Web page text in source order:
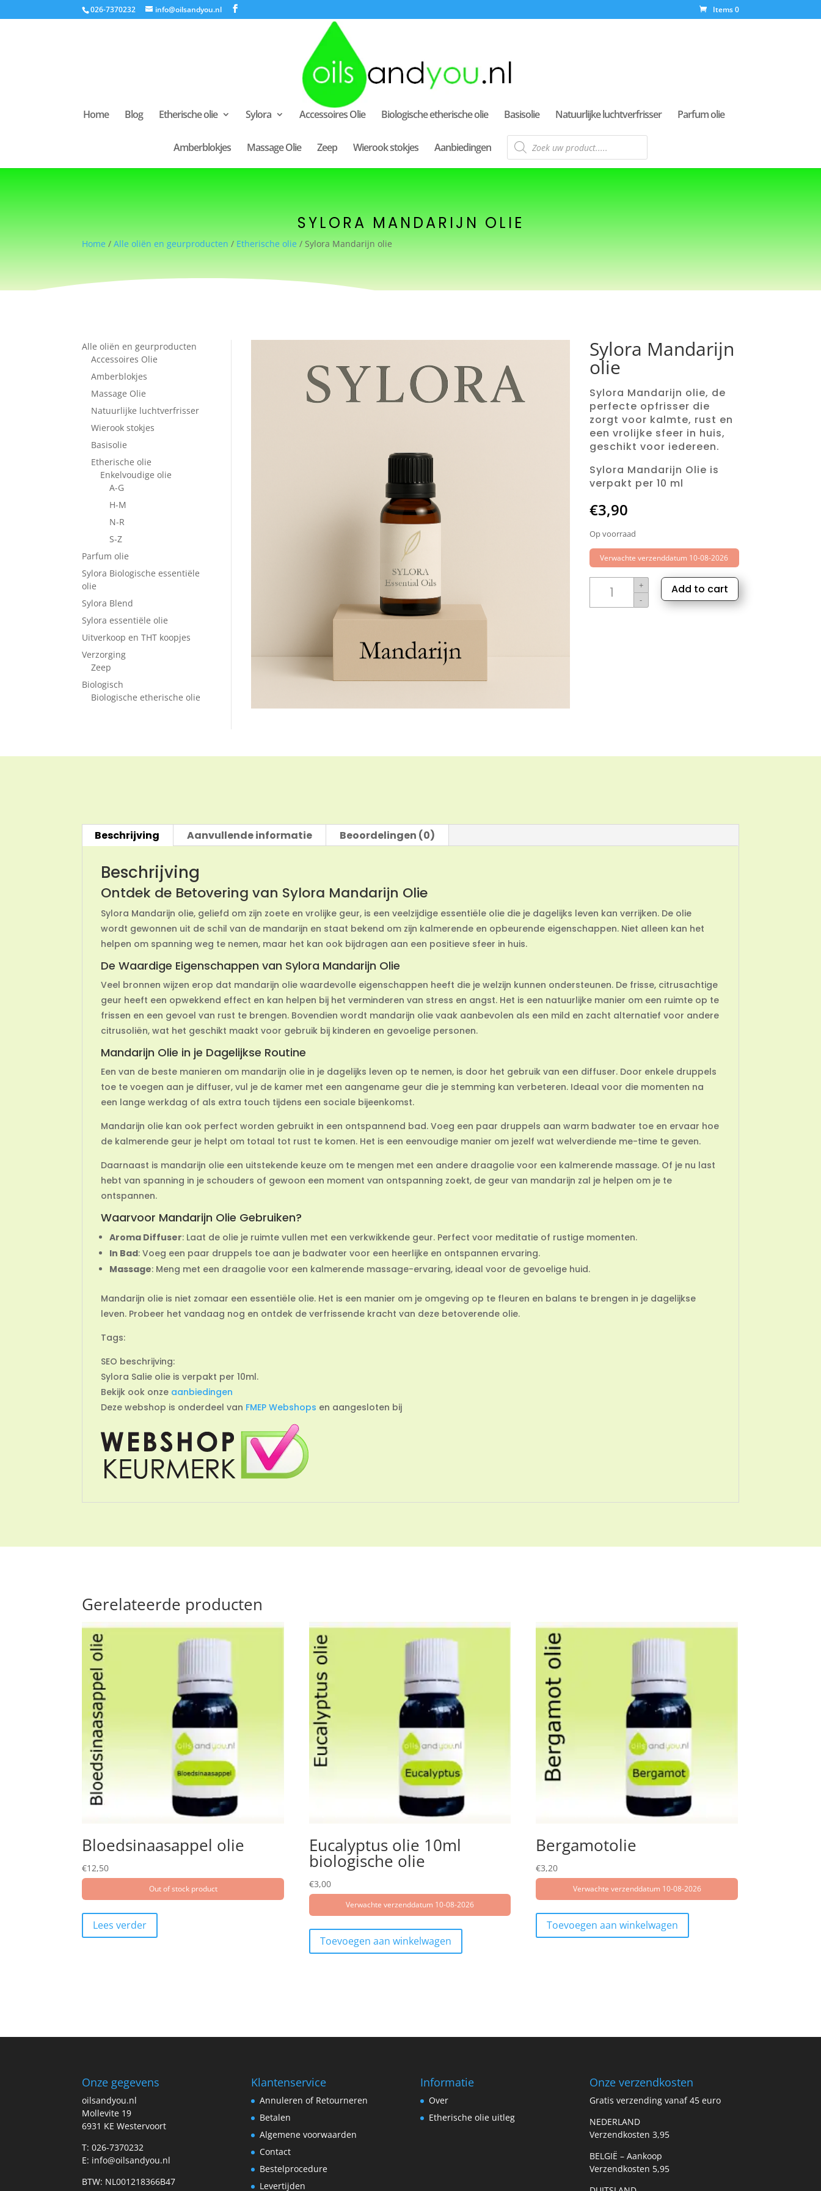
026-7370232 info@oilsandyou.nl Items 0
Home Blog Etherische olie Sylora Accessoires Olie Biologische etherische olie Basisolie Natuurlijke luchtverfrisser Parfum olie
Amberblokjes Massage Olie Zeep Wierook stokjes Aanbiedingen
Producten
zoeken
SYLORA MANDARIJN OLIE
Home /Alle oliën en geurproducten / Etherische olie / Sylora Mandarijn olie
Alle oliën en geurproducten
Accessoires Olie
Amberblokjes
Massage Olie
Natuurlijke luchtverfrisser
Wierook stokjes
Basisolie
Etherische olie
Enkelvoudige olie
A-G
H-M
N-R
S-Z
Parfum olie
Sylora Biologische essentiële
olie
Sylora Blend
Sylora essentiële olie
Uitverkoop en THT koopjes
Verzorging
Zeep
Biologisch
Biologische etherische olie
Sylora Mandarijn
olie
Sylora Mandarijn olie, de
perfecte opfrisser die
zorgt voor kalmte, rust en
een vrolijke sfeer in huis,
geschikt voor iedereen.
Sylora Mandarijn Olie is
verpakt per 10 ml
€3,90
Op voorraad
Verwachte verzenddatum 10-08-2026
Mandarijn
olie
+
-
Add to cart
Beschrijving Aanvullende informatie Beoordelingen (0)
Beschrijving
Ontdek de Betovering van Sylora Mandarijn Olie
Sylora Mandarijn olie, geliefd om zijn zoete en vrolijke geur, is een veelzijdige essentiële olie die je dagelijks leven kan verrijken. De olie
wordt gewonnen uit de schil van de mandarijn en staat bekend om zijn kalmerende en opbeurende eigenschappen. Niet alleen kan het
helpen om spanning weg te nemen, maar het kan ook bijdragen aan een positieve sfeer in huis.
De Waardige Eigenschappen van Sylora Mandarijn Olie
Veel bronnen wijzen erop dat mandarijn olie waardevolle eigenschappen heeft die je welzijn kunnen ondersteunen. De frisse, citrusachtige
geur heeft een opwekkend effect en kan helpen bij het verminderen van stress en angst. Het is een natuurlijke manier om een ruimte op te
frissen en een gevoel van rust te brengen. Bovendien wordt mandarijn olie vaak aanbevolen als een mild en zacht alternatief voor andere
citrusoliën, wat het geschikt maakt voor gebruik bij kinderen en gevoelige personen.
Mandarijn Olie in je Dagelijkse Routine
Een van de beste manieren om mandarijn olie in je dagelijks leven op te nemen, is door het gebruik van een diffuser. Door enkele druppels
toe te voegen aan je diffuser, vul je de kamer met een aangename geur die je stemming kan verbeteren. Ideaal voor die momenten na
een lange werkdag of als extra touch tijdens een sociale bijeenkomst.
Mandarijn olie kan ook perfect worden gebruikt in een ontspannend bad. Voeg een paar druppels aan warm badwater toe en ervaar hoe
de kalmerende geur je helpt om totaal tot rust te komen. Het is een eenvoudige manier om jezelf wat welverdiende me-time te geven.
Daarnaast is mandarijn olie een uitstekende keuze om te mengen met een andere draagolie voor een kalmerende massage. Of je nu last
hebt van spanning in je schouders of gewoon een moment van ontspanning zoekt, de geur van mandarijn zal je helpen om je te
ontspannen.
Waarvoor Mandarijn Olie Gebruiken?
Aroma Diffuser: Laat de olie je ruimte vullen met een verkwikkende geur. Perfect voor meditatie of rustige momenten.
In Bad: Voeg een paar druppels toe aan je badwater voor een heerlijke en ontspannen ervaring.
Massage: Meng met een draagolie voor een kalmerende massage-ervaring, ideaal voor de gevoelige huid.
Mandarijn olie is niet zomaar een essentiële olie. Het is een manier om je omgeving op te fleuren en balans te brengen in je dagelijkse
leven. Probeer het vandaag nog en ontdek de verfrissende kracht van deze betoverende olie.
Tags:
SEO beschrijving:
Sylora Salie olie is verpakt per 10ml.
Bekijk ook onze aanbiedingen
Deze webshop is onderdeel van FMEP Webshops en aangesloten bij
Gerelateerde producten
Bloedsinaasappel olie
€12,50
Out of stock product
Lees verder
Eucalyptus olie 10ml
biologische olie
€3,00
Verwachte verzenddatum 10-08-2026
Toevoegen aan winkelwagen
Bergamotolie
€3,20
Verwachte verzenddatum 10-08-2026
Toevoegen aan winkelwagen
Onze gegevens
oilsandyou.nl
Mollevite 19
6931 KE Westervoort
T: 026-7370232
E: info@oilsandyou.nl
BTW: NL001218366B47
Klantenservice
Annuleren of Retourneren
Betalen
Algemene voorwaarden
Contact
Bestelprocedure
Levertijden
Informatie
Over
Etherische olie uitleg
Onze verzendkosten
Gratis verzending vanaf 45 euro
NEDERLAND
Verzendkosten 3,95
BELGIË – Aankoop
Verzendkosten 5,95